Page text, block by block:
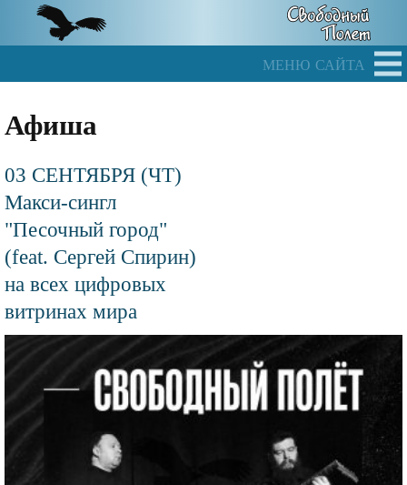
main
меню сайта
Афиша
03 СЕНТЯБРЯ (ЧТ)
Макси-сингл
"Песочный город"
(feat. Сергей Спирин)
на всех цифровых
витринах мира
изображения